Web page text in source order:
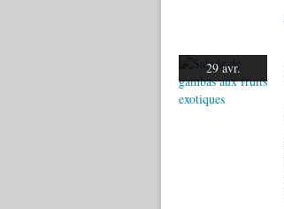
29 avr.